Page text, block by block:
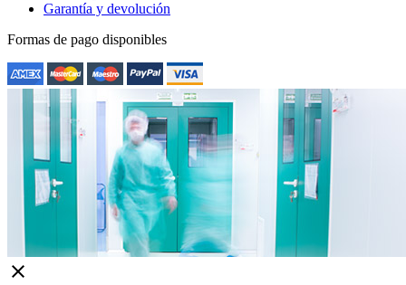
Garantía y devolución
Formas de pago disponibles
close